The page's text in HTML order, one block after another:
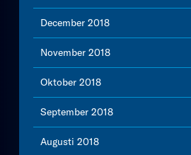
December 2018
November 2018
Oktober 2018
September 2018
Augusti 2018